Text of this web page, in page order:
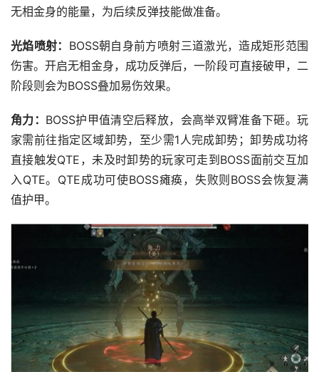
无相金身的能量，为后续反弹技能做准备。
光焰喷射： BOSS朝自身前方喷射三道激光，造成矩形范围
伤害。开启无相金身，成功反弹后，一阶段可直接破甲，二
阶段则会为BOSS叠加易伤效果。
角力： BOSS护甲值清空后释放，会高举双臂准备下砸。玩
家需前往指定区域卸势，至少需1人完成卸势；卸势成功将
直接触发QTE，未及时卸势的玩家可走到BOSS面前交互加
入QTE。QTE成功可使BOSS瘫痪，失败则BOSS会恢复满
值护甲。